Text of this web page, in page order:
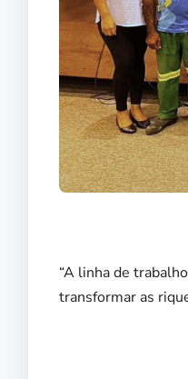
“A linha de
transformar as